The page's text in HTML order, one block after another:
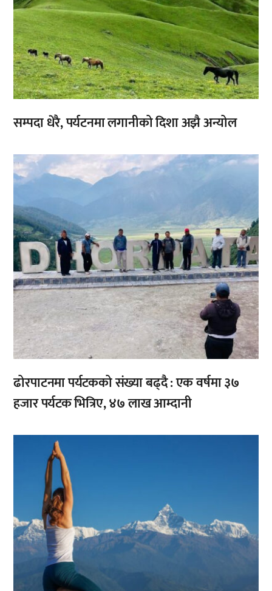
सम्पदा धेरै, पर्यटनमा लगानीको दिशा अझै अन्योल
,,
ढोरपाटनमा पर्यटकको संख्या बढ्दै : एक वर्षमा ३७
हजार पर्यटक भित्रिए, ४७ लाख आम्दानी